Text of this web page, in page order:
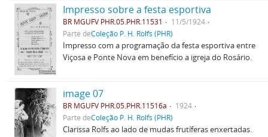
Impresso sobre a festa esportiva
BR MGUFV PHR.05.PHR.11531
11/5/1924
Parte deColeção P. H. Rolfs (PHR)
Impresso com a programação da festa esportiva entre
Viçosa e Ponte Nova em benefício a igreja do Rosário.
image 07
BR MGUFV PHR.05.PHR.11516a
1924
Parte deColeção P. H. Rolfs (PHR)
Clarissa Rolfs ao lado de mudas frutíferas enxertadas.